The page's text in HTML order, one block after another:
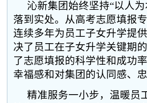
沁新集团始终坚持“以人
落到实处。从高考志愿填报
连续多年为员工子女升学提
决了员工在子女升学关键期
了志愿填报的科学性和成功
幸福感和对集团的认同感、忠
精准服务一小步，温暖员